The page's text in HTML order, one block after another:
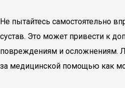
Не пытайтесь самостоятельно
сустав. Это может привести к
повреждениям и осложнениям.
за медицинской помощью как